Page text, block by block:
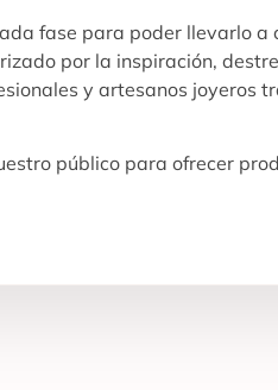
fase para poder llevarlo
por la inspiración,
y artesanos joyeros
público para ofrecer